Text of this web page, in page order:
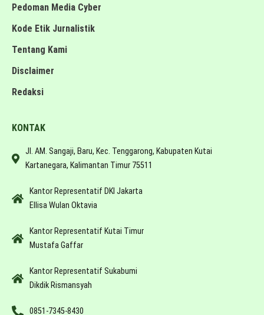
Pedoman Media Cyber
Kode Etik Jurnalistik
Tentang Kami
Disclaimer
Redaksi
KONTAK
Jl. AM. Sangaji, Baru, Kec. Tenggarong, Kabupaten Kutai
Kartanegara, Kalimantan Timur 75511
Kantor Representatif DKI Jakarta
Ellisa Wulan Oktavia
Kantor Representatif Kutai Timur
Mustafa Gaffar
Kantor Representatif Sukabumi
Dikdik Rismansyah
0851-7345-8430